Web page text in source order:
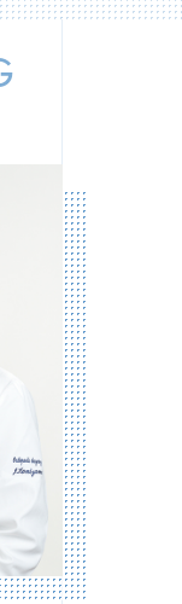
：小学生～中学
象：15歳以上
対象：65歳以
）
示